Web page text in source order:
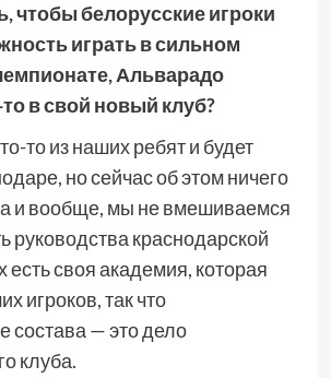
чтобы белорусские игроки
играть в сильном
Альварадо
в свой новый клуб?
то из наших ребят и будет
но сейчас об этом ничего
и вообще, мы не вмешиваемся
руководства краснодарской
есть своя академия, которая
игроков, так что
состава — это дело
клуба.